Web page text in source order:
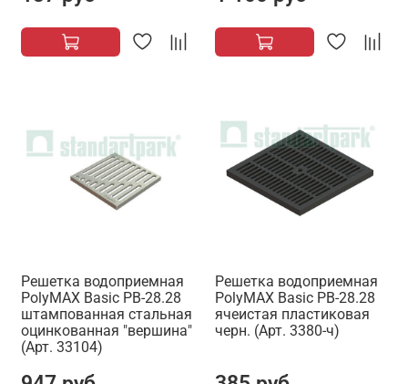
Решетка водоприемная
PolyMAX Basic РВ-28.28
штампованная стальная
оцинкованная "вершина"
(Арт. 33104)
Решетка водоприемная
PolyMAX Basic РВ-28.28
ячеистая пластиковая
черн. (Арт. 3380-ч)